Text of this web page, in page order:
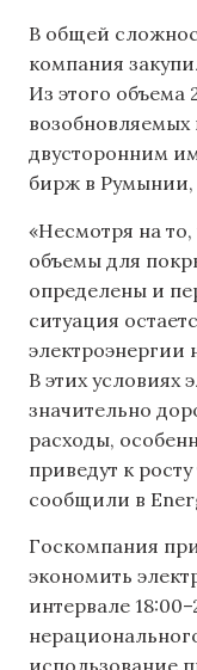
В общей
компания
Из этого объема
возобновляемых
двусторонним
бирж в Румынии,
«Несмотря на
объемы для
определены и
ситуация
электроэнергии
В этих условиях
значительно
расходы,
приведут к
сообщили в
Госкомпания
экономить
интервале
использование